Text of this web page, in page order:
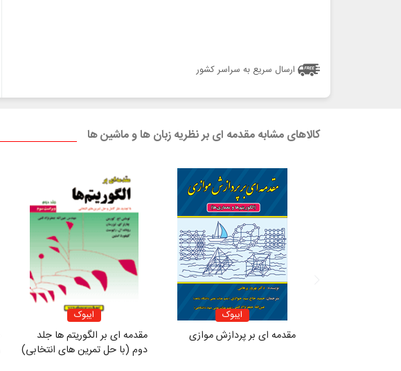
ارسال سریع به سراسر کشور
کالاهای مشابه مقدمه ای بر نظریه زبان ها و ماشین ها
ایبوک
مقدمه ای بر پردازش موازی
ایبوک
مقدمه ای بر الگوریتم ها جلد
دوم (با حل تمرین های انتخابی)